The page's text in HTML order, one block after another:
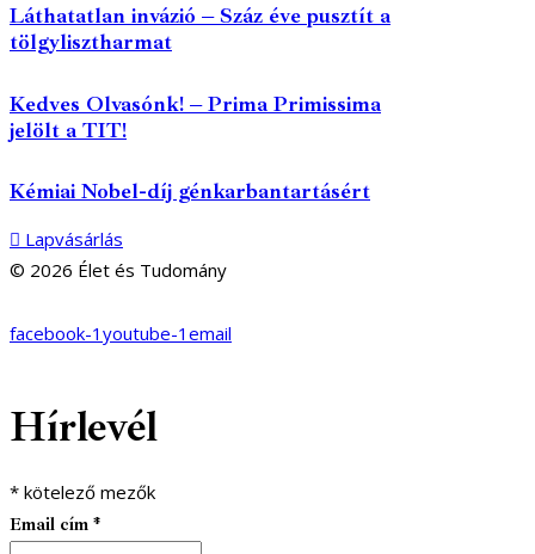
Láthatatlan invázió – Száz éve pusztít a
tölgylisztharmat
Kedves Olvasónk! – Prima Primissima
jelölt a TIT!
Kémiai Nobel-díj génkarbantartásért
Lapvásárlás
© 2026 Élet és Tudomány
facebook-1 youtube-1 email
Hírlevél
* kötelező mezők
Email cím *